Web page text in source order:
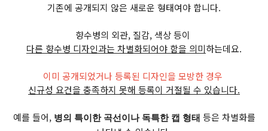
기존에 공개되지 않은 새로운 형태여야 합니다.
향수병의 외관, 질감, 색상 등이
다른 향수병 디자인과는 차별화되어야 함을 의미하는데요.
이미 공개되었거나 등록된 디자인을 모방한 경우
신규성 요건을 충족하지 못해 등록이 거절될 수 있습니다.
예를 들어, 병의 특이한 곡선이나 독특한 캡 형태 등은 차별화를